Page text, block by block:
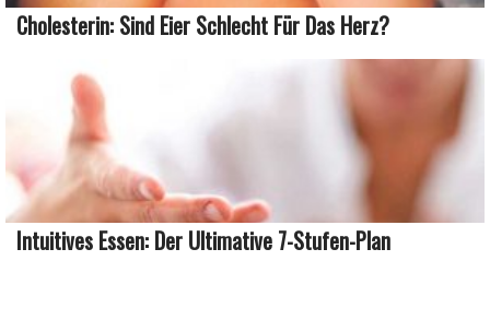
Cholesterin: Sind Eier Schlecht Für Das Herz?
Intuitives Essen: Der Ultimative 7-Stufen-Plan